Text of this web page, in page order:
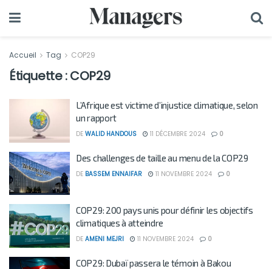
Accueil Tag COP29
Étiquette :COP29
L’Afrique est victime d’injustice climatique, selon
un rapport
DE WALID HANDOUS 11 DÉCEMBRE 2024 0
Des challenges de taille au menu de la COP29
DE BASSEM ENNAIFAR 11 NOVEMBRE 2024 0
COP29: 200 pays unis pour définir les objectifs
climatiques à atteindre
DE AMENI MEJRI 11 NOVEMBRE 2024 0
COP29: Dubaï passera le témoin à Bakou